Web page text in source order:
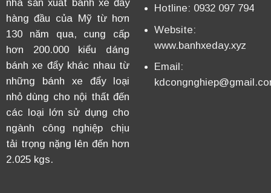
nhà sản xuất bánh xe đẩy
hàng đầu của Mỹ từ hơn
130 năm qua, cung cấp
hơn 200.000 kiểu dáng
bánh xe đẩy khác nhau từ
những bánh xe đẩy loại
nhỏ dùng cho nội thất đến
các loại lớn sử dụng cho
ngành công nghiệp chịu
tải trọng nặng lên đến hơn
2.025 kgs.
Hotline: 0932 097 794
Website:
www.banhxeday.xyz
Email: